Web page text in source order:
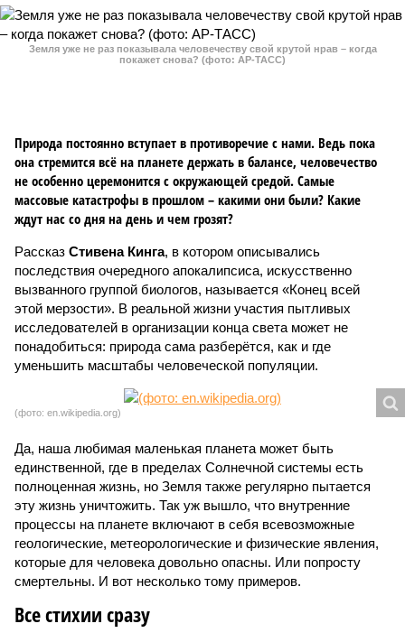
Земля уже не раз показывала человечеству свой крутой нрав – когда
покажет снова? (фото: АР-ТАСС)
Природа постоянно вступает в противоречие с нами. Ведь пока
она стремится всё на планете держать в балансе, человечество
не особенно церемонится с окружающей средой. Самые
массовые катастрофы в прошлом – какими они были? Какие
ждут нас со дня на день и чем грозят?
Рассказ Стивена Кинга, в котором описывались
последствия очередного апокалипсиса, искусственно
вызванного группой биологов, называется «Конец всей
этой мерзости». В реальной жизни участия пытливых
исследователей в организации конца света может не
понадобиться: природа сама разберётся, как и где
уменьшить масштабы человеческой популяции.
(фото: en.wikipedia.org)
Да, наша любимая маленькая планета может быть
единственной, где в пределах Солнечной системы есть
полноценная жизнь, но Земля также регулярно пытается
эту жизнь уничтожить. Так уж вышло, что внутренние
процессы на планете включают в себя всевозможные
геологические, метеорологические и физические явления,
которые для человека довольно опасны. Или попросту
смертельны. И вот несколько тому примеров.
Все стихии сразу